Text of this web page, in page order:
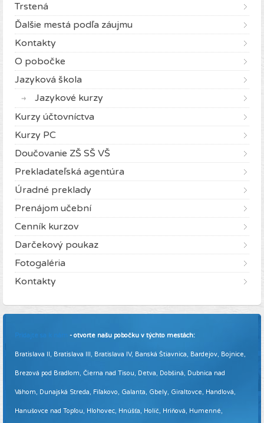
Trstená
Ďalšie mestá podľa záujmu
Kontakty
O pobočke
Jazyková škola
Jazykové kurzy
Kurzy účtovníctva
Kurzy PC
Doučovanie ZŠ SŠ VŠ
Prekladateľská agentúra
Úradné preklady
Prenájom učební
Cenník kurzov
Darčekový poukaz
Fotogaléria
Kontakty
Pridajte sa k nám - otvorte našu pobočku v týchto mestách:
Bratislava II, Bratislava III, Bratislava IV, Banská Štiavnica, Bardejov, Bojnice,
Brezová pod Bradlom, Čierna nad Tisou, Detva, Dobšiná, Dubnica nad
Váhom, Dunajská Streda, Fiľakovo, Galanta, Gbely, Giraltovce, Handlová,
Hanušovce nad Topľou, Hlohovec, Hnúšťa, Holíč, Hriňová, Humenné,